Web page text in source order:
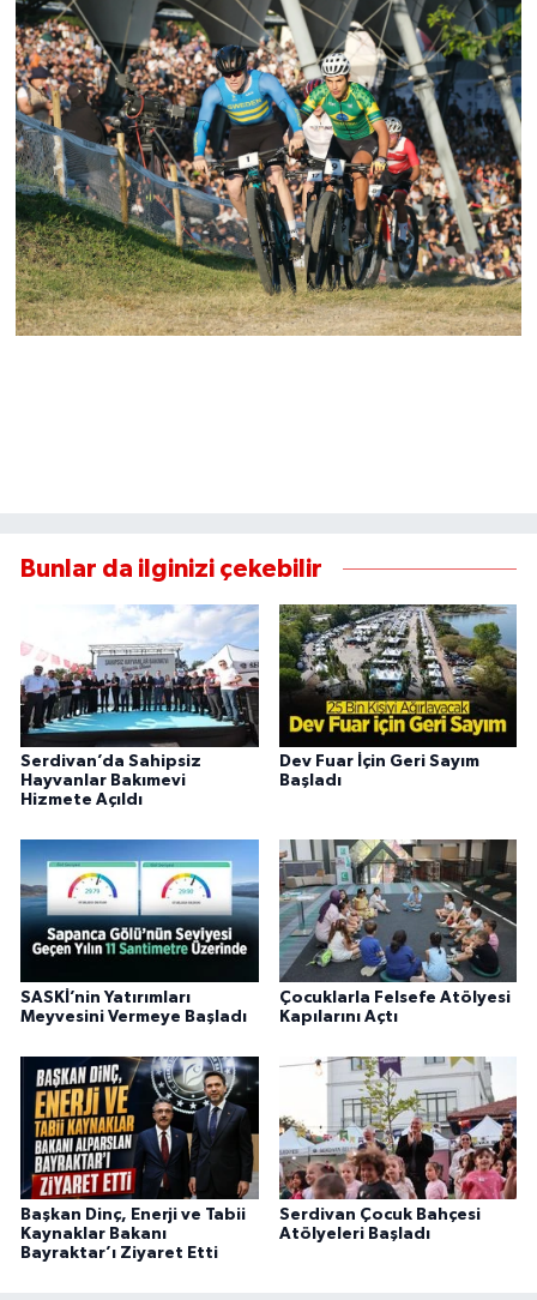
Bunlar da ilginizi çekebilir
Serdivan’da Sahipsiz
Hayvanlar Bakımevi
Hizmete Açıldı
Dev Fuar İçin Geri Sayım
Başladı
SASKİ’nin Yatırımları
Meyvesini Vermeye Başladı
Çocuklarla Felsefe Atölyesi
Kapılarını Açtı
Başkan Dinç, Enerji ve Tabii
Kaynaklar Bakanı
Bayraktar’ı Ziyaret Etti
Serdivan Çocuk Bahçesi
Atölyeleri Başladı